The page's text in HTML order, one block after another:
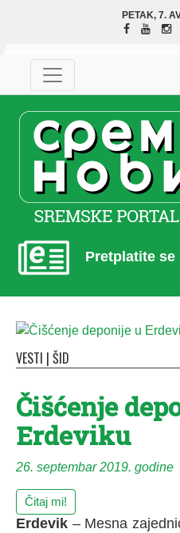
PETAK, 7.
Pretplatite se
VESTI | ŠID
Čišćenje
Erdeviku
26. septembar 2019. godine
Čitaj mi!
Erdevik – Mesna